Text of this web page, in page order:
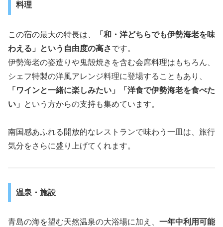
料理
この宿の最大の特長は、
「和・洋どちらでも伊勢海老を味
わえる」という自由度の高さです。
伊勢海老の姿造りや鬼殻焼きを含む会席料理はもちろん、
シェフ特製の洋風アレンジ料理に登場することもあり、
「ワインと一緒に楽しみたい」「洋食で伊勢海老を食べた
い」
という方からの支持も集めています。
南国感あふれる開放的なレストランで味わう一皿は、旅行
気分をさらに盛り上げてくれます。
温泉・施設
青島の海を望む天然温泉の大浴場に加え、 一年中利用可能